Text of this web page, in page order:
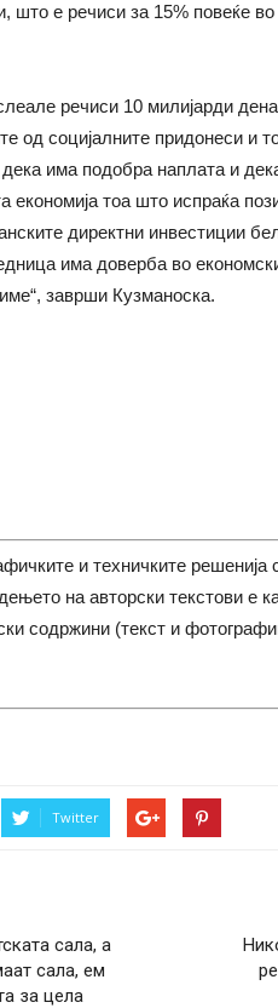
што е речиси за 15% повеќе
речиси 10 милијарди
од социјалните придонеси и
има подобра наплата и
тоа што испраќа
директни инвестиции
има доверба во
заврши Кузманоска.
и техничките решенија
на авторски текстови е
содржини (текст и
Twitter
сала, а
сала, ем
за цела